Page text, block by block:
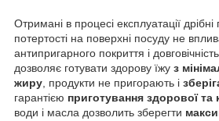
Отримані в процесі експлуатації
потертості на поверхні посуду не
антипригарного покриття і
дозволяє готувати здорову їжу з
жиру, продукти не пригорають і
гарантією приготування здорової та
води і масла дозволить зберегти